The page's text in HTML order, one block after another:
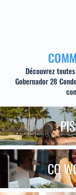
Découvrez
Gobernador 28
CO